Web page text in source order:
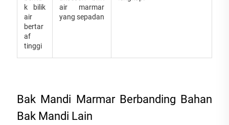
k bilik
air
bertar
af
tinggi
air marmar
yang sepadan
Bak Mandi Marmar Berbanding Bahan
Bak Mandi Lain